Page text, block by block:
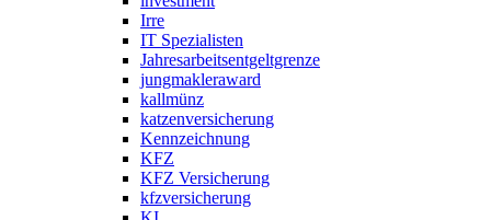
Irre
IT Spezialisten
Jahresarbeitsentgeltgrenze
jungmakleraward
kallmünz
katzenversicherung
Kennzeichnung
KFZ
KFZ Versicherung
kfzversicherung